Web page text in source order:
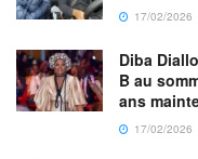
17/02/2026
Diba
B au
ans
17/02/2026